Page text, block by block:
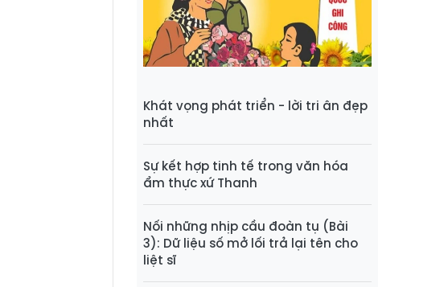
Khát vọng phát triển - lời tri ân đẹp
nhất
Sự kết hợp tinh tế trong văn hóa
ẩm thực xứ Thanh
Nối những nhịp cầu đoàn tụ (Bài
3): Dữ liệu số mở lối trả lại tên cho
liệt sĩ